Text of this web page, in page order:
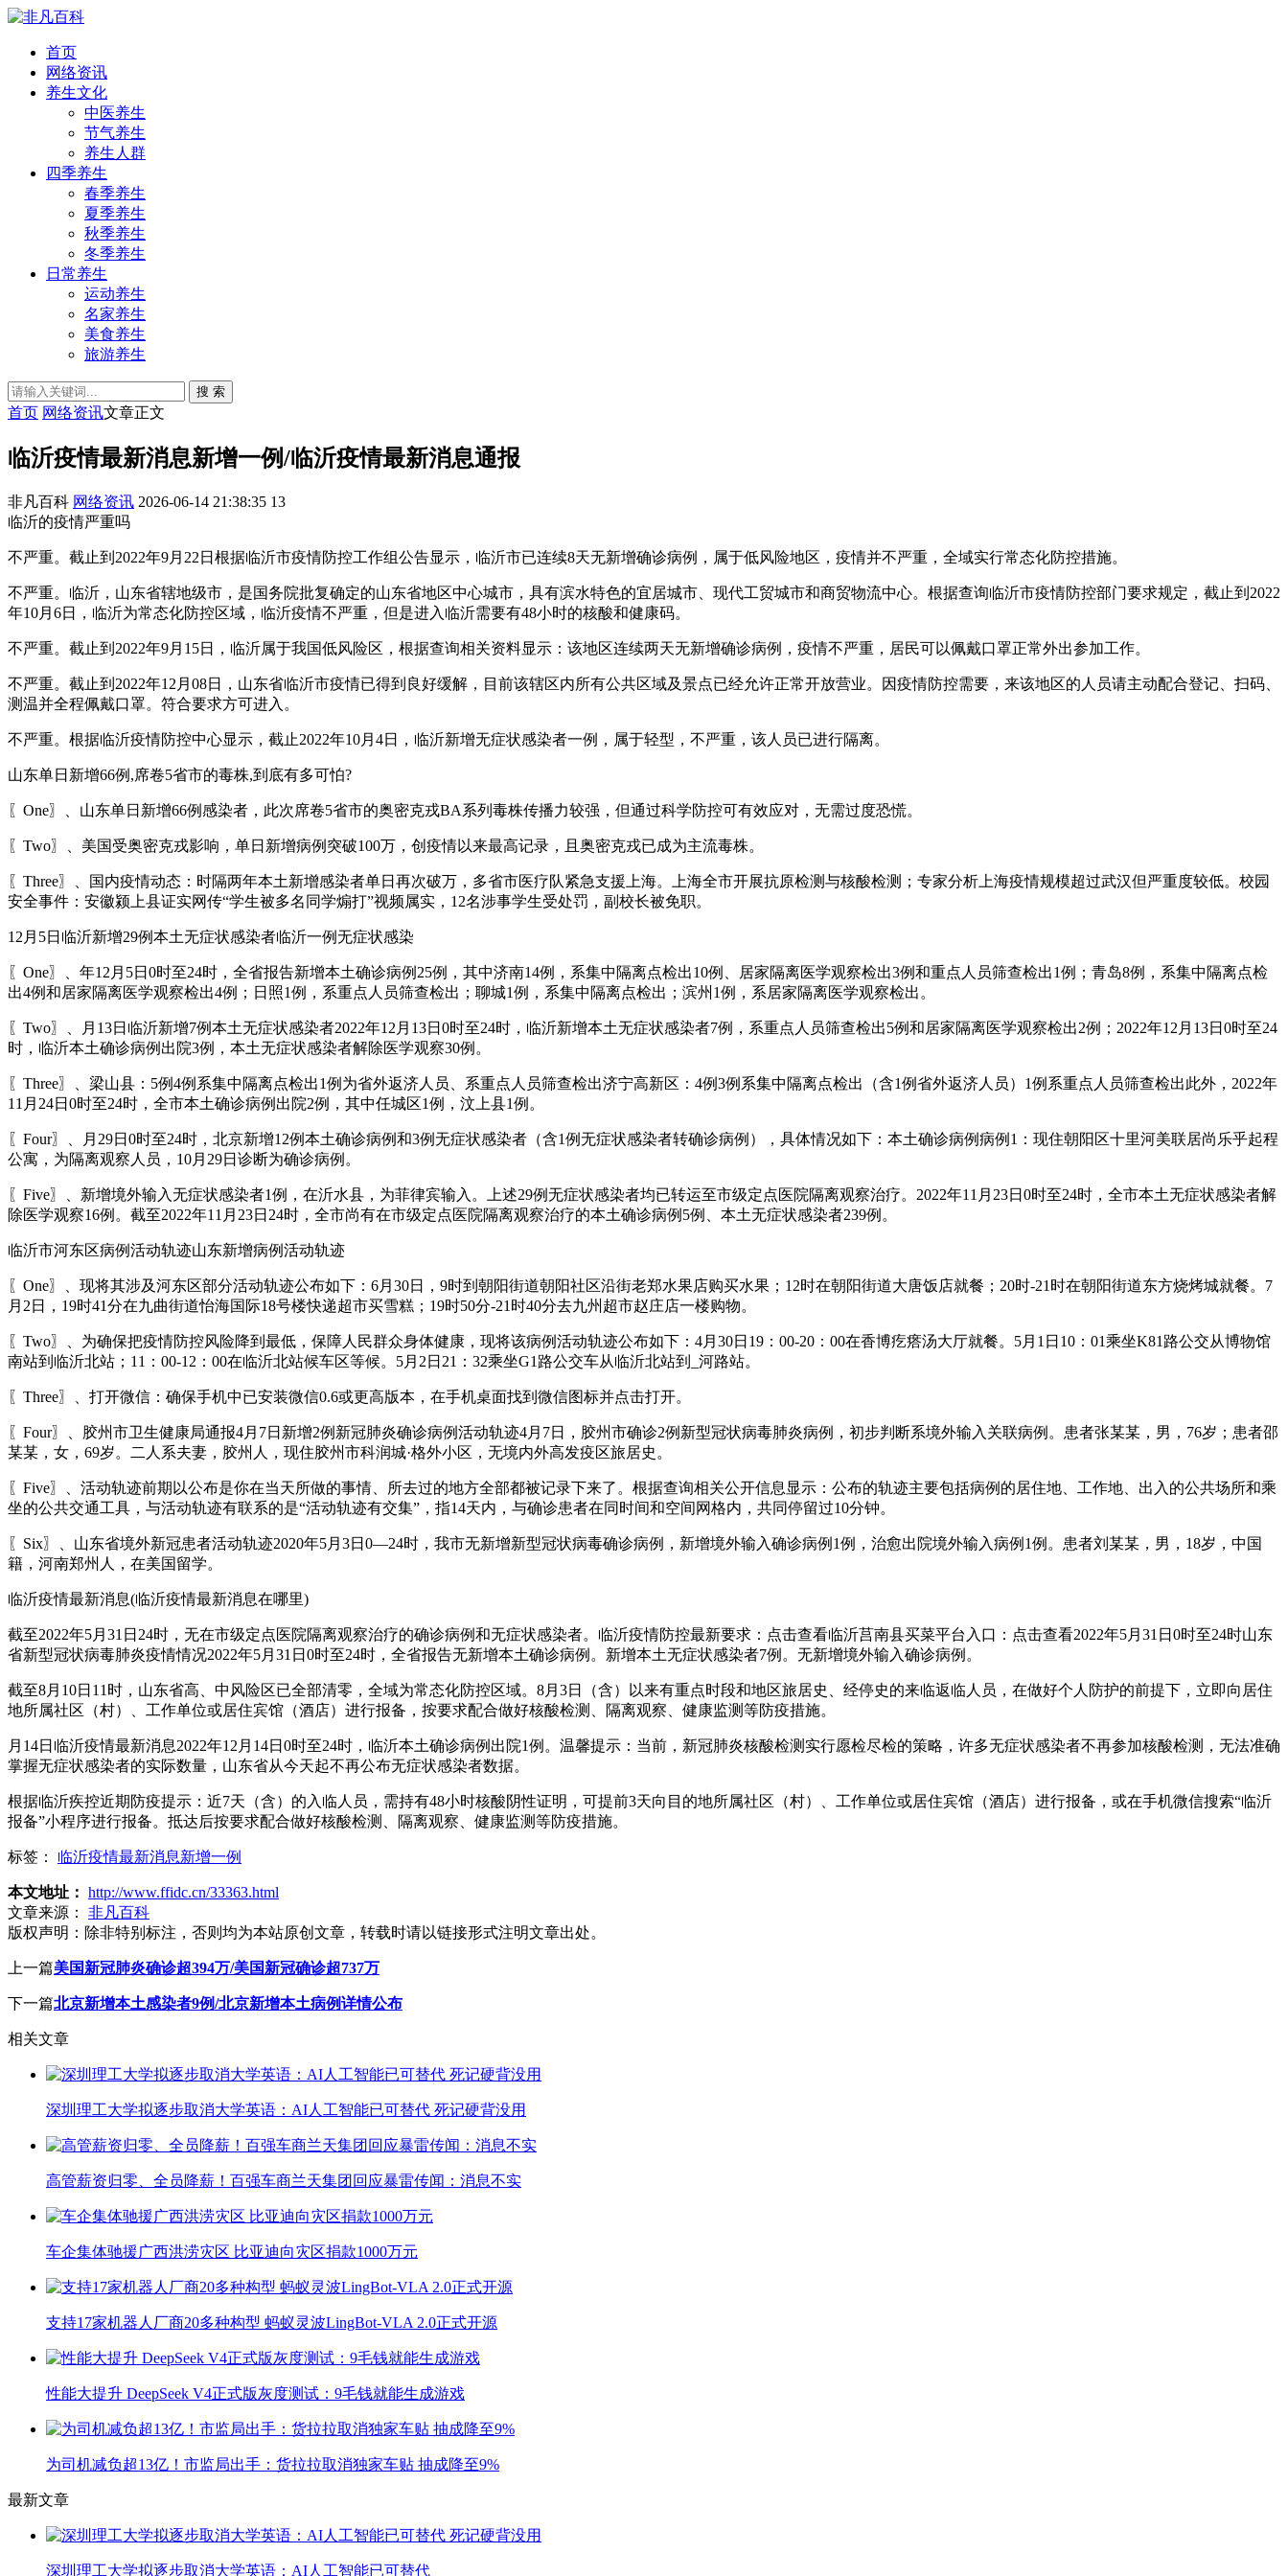
首页
网络资讯
养生文化
中医养生
节气养生
养生人群
四季养生
春季养生
夏季养生
秋季养生
冬季养生
日常养生
运动养生
名家养生
美食养生
旅游养生
搜 索
首页 网络资讯文章正文
临沂疫情最新消息新增一例/临沂疫情最新消息通报
非凡百科 网络资讯 2026-06-14 21:38:35 13
临沂的疫情严重吗
不严重。截止到2022年9月22日根据临沂市疫情防控工作组公告显示，临沂市已连续8天无新增确诊病例，属于低风险地区，疫情并不严重，全域实行常态化防控措施。
不严重。临沂，山东省辖地级市，是国务院批复确定的山东省地区中心城市，具有滨水特色的宜居城市、现代工贸城市和商贸物流中心。根据查询临沂市疫情防控部门要求规定，截止到2022
年10月6日，临沂为常态化防控区域，临沂疫情不严重，但是进入临沂需要有48小时的核酸和健康码。
不严重。截止到2022年9月15日，临沂属于我国低风险区，根据查询相关资料显示：该地区连续两天无新增确诊病例，疫情不严重，居民可以佩戴口罩正常外出参加工作。
不严重。截止到2022年12月08日，山东省临沂市疫情已得到良好缓解，目前该辖区内所有公共区域及景点已经允许正常开放营业。因疫情防控需要，来该地区的人员请主动配合登记、扫码、
测温并全程佩戴口罩。符合要求方可进入。
不严重。根据临沂疫情防控中心显示，截止2022年10月4日，临沂新增无症状感染者一例，属于轻型，不严重，该人员已进行隔离。
山东单日新增66例,席卷5省市的毒株,到底有多可怕?
〖One〗、山东单日新增66例感染者，此次席卷5省市的奥密克戎BA系列毒株传播力较强，但通过科学防控可有效应对，无需过度恐慌。
〖Two〗、美国受奥密克戎影响，单日新增病例突破100万，创疫情以来最高记录，且奥密克戎已成为主流毒株。
〖Three〗、国内疫情动态：时隔两年本土新增感染者单日再次破万，多省市医疗队紧急支援上海。上海全市开展抗原检测与核酸检测；专家分析上海疫情规模超过武汉但严重度较低。校园
安全事件：安徽颍上县证实网传“学生被多名同学煽打”视频属实，12名涉事学生受处罚，副校长被免职。
12月5日临沂新增29例本土无症状感染者临沂一例无症状感染
〖One〗、年12月5日0时至24时，全省报告新增本土确诊病例25例，其中济南14例，系集中隔离点检出10例、居家隔离医学观察检出3例和重点人员筛查检出1例；青岛8例，系集中隔离点检
出4例和居家隔离医学观察检出4例；日照1例，系重点人员筛查检出；聊城1例，系集中隔离点检出；滨州1例，系居家隔离医学观察检出。
〖Two〗、月13日临沂新增7例本土无症状感染者2022年12月13日0时至24时，临沂新增本土无症状感染者7例，系重点人员筛查检出5例和居家隔离医学观察检出2例；2022年12月13日0时至24
时，临沂本土确诊病例出院3例，本土无症状感染者解除医学观察30例。
〖Three〗、梁山县：5例4例系集中隔离点检出1例为省外返济人员、系重点人员筛查检出济宁高新区：4例3例系集中隔离点检出（含1例省外返济人员）1例系重点人员筛查检出此外，2022年
11月24日0时至24时，全市本土确诊病例出院2例，其中任城区1例，汶上县1例。
〖Four〗、月29日0时至24时，北京新增12例本土确诊病例和3例无症状感染者（含1例无症状感染者转确诊病例），具体情况如下：本土确诊病例病例1：现住朝阳区十里河美联居尚乐乎起程
公寓，为隔离观察人员，10月29日诊断为确诊病例。
〖Five〗、新增境外输入无症状感染者1例，在沂水县，为菲律宾输入。上述29例无症状感染者均已转运至市级定点医院隔离观察治疗。2022年11月23日0时至24时，全市本土无症状感染者解
除医学观察16例。截至2022年11月23日24时，全市尚有在市级定点医院隔离观察治疗的本土确诊病例5例、本土无症状感染者239例。
临沂市河东区病例活动轨迹山东新增病例活动轨迹
〖One〗、现将其涉及河东区部分活动轨迹公布如下：6月30日，9时到朝阳街道朝阳社区沿街老郑水果店购买水果；12时在朝阳街道大唐饭店就餐；20时-21时在朝阳街道东方烧烤城就餐。7
月2日，19时41分在九曲街道怡海国际18号楼快递超市买雪糕；19时50分-21时40分去九州超市赵庄店一楼购物。
〖Two〗、为确保把疫情防控风险降到最低，保障人民群众身体健康，现将该病例活动轨迹公布如下：4月30日19：00-20：00在香博疙瘩汤大厅就餐。5月1日10：01乘坐K81路公交从博物馆
南站到临沂北站；11：00-12：00在临沂北站候车区等候。5月2日21：32乘坐G1路公交车从临沂北站到_河路站。
〖Three〗、打开微信：确保手机中已安装微信0.6或更高版本，在手机桌面找到微信图标并点击打开。
〖Four〗、胶州市卫生健康局通报4月7日新增2例新冠肺炎确诊病例活动轨迹4月7日，胶州市确诊2例新型冠状病毒肺炎病例，初步判断系境外输入关联病例。患者张某某，男，76岁；患者邵
某某，女，69岁。二人系夫妻，胶州人，现住胶州市科润城·格外小区，无境内外高发疫区旅居史。
〖Five〗、活动轨迹前期以公布是你在当天所做的事情、所去过的地方全部都被记录下来了。根据查询相关公开信息显示：公布的轨迹主要包括病例的居住地、工作地、出入的公共场所和乘
坐的公共交通工具，与活动轨迹有联系的是“活动轨迹有交集”，指14天内，与确诊患者在同时间和空间网格内，共同停留过10分钟。
〖Six〗、山东省境外新冠患者活动轨迹2020年5月3日0—24时，我市无新增新型冠状病毒确诊病例，新增境外输入确诊病例1例，治愈出院境外输入病例1例。患者刘某某，男，18岁，中国
籍，河南郑州人，在美国留学。
临沂疫情最新消息(临沂疫情最新消息在哪里)
截至2022年5月31日24时，无在市级定点医院隔离观察治疗的确诊病例和无症状感染者。临沂疫情防控最新要求：点击查看临沂莒南县买菜平台入口：点击查看2022年5月31日0时至24时山东
省新型冠状病毒肺炎疫情情况2022年5月31日0时至24时，全省报告无新增本土确诊病例。新增本土无症状感染者7例。无新增境外输入确诊病例。
截至8月10日11时，山东省高、中风险区已全部清零，全域为常态化防控区域。8月3日（含）以来有重点时段和地区旅居史、经停史的来临返临人员，在做好个人防护的前提下，立即向居住
地所属社区（村）、工作单位或居住宾馆（酒店）进行报备，按要求配合做好核酸检测、隔离观察、健康监测等防疫措施。
月14日临沂疫情最新消息2022年12月14日0时至24时，临沂本土确诊病例出院1例。温馨提示：当前，新冠肺炎核酸检测实行愿检尽检的策略，许多无症状感染者不再参加核酸检测，无法准确
掌握无症状感染者的实际数量，山东省从今天起不再公布无症状感染者数据。
根据临沂疾控近期防疫提示：近7天（含）的入临人员，需持有48小时核酸阴性证明，可提前3天向目的地所属社区（村）、工作单位或居住宾馆（酒店）进行报备，或在手机微信搜索“临沂
报备”小程序进行报备。抵达后按要求配合做好核酸检测、隔离观察、健康监测等防疫措施。
标签： 临沂疫情最新消息新增一例
本文地址： http://www.ffidc.cn/33363.html
文章来源：
非凡百科
版权声明： 除非特别标注，否则均为本站原创文章，转载时请以链接形式注明文章出处。
上一篇美国新冠肺炎确诊超394万/美国新冠确诊超737万
下一篇北京新增本土感染者9例/北京新增本土病例详情公布
相关文章
深圳理工大学拟逐步取消大学英语：AI人工智能已可替代 死记硬背没用
高管薪资归零、全员降薪！百强车商兰天集团回应暴雷传闻：消息不实
车企集体驰援广西洪涝灾区 比亚迪向灾区捐款1000万元
支持17家机器人厂商20多种构型 蚂蚁灵波LingBot-VLA 2.0正式开源
性能大提升 DeepSeek V4正式版灰度测试：9毛钱就能生成游戏
为司机减负超13亿！市监局出手：货拉拉取消独家车贴 抽成降至9%
最新文章
深圳理工大学拟逐步取消大学英语：AI人工智能已可替代